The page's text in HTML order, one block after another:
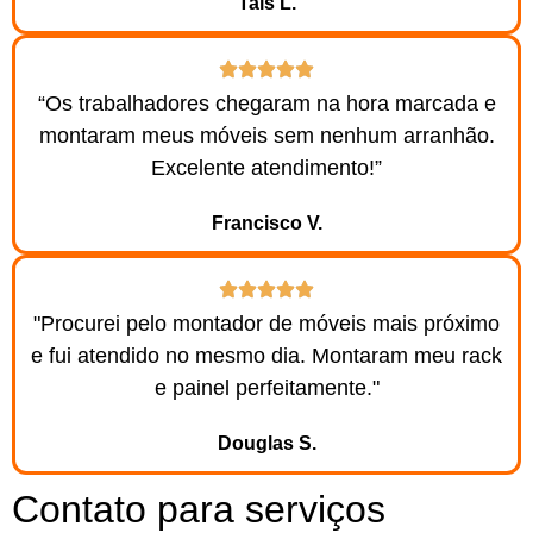
“Os trabalhadores chegaram na hora marcada e
montaram meus móveis sem nenhum arranhão.
Excelente atendimento!”
Francisco V.
"Procurei pelo montador de móveis mais próximo
e fui atendido no mesmo dia. Montaram meu rack
e painel perfeitamente."
Douglas S.
Contato para serviços